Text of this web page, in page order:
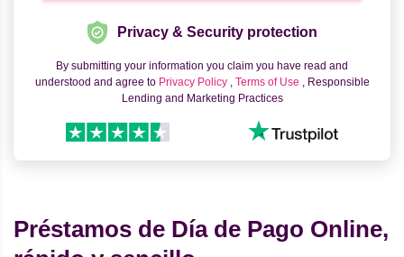
Privacy & Security protection
By submitting your information you claim you have read and
understood and agree to Privacy Policy , Terms of Use , Responsible
Lending and Marketing Practices
Préstamos de Día de Pago Online,